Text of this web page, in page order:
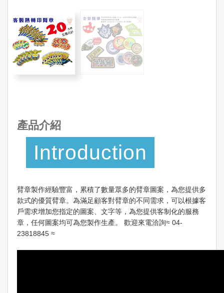
產品介紹
Introduction
臂章製作經驗豐富，累積了數量眾多的臂章圖案，為您提供多
款式的優質臂章。為滿足顧客對臂章的不同需求，可以根據客
戶需求增加您指定的圖案、文字等，為您提供客制化的服務
章，任何圖案均可為您製作生產。 歡迎來電洽詢≈ 04-
23818845 ≈